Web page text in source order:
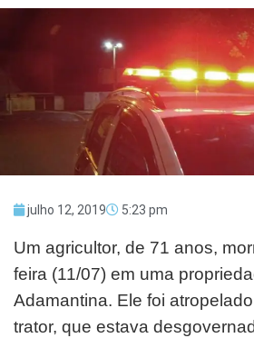
julho 12, 2019 5:23 pm
Um agricultor, de 71 anos,
feira (11/07) em uma
Adamantina. Ele foi
trator, que estava